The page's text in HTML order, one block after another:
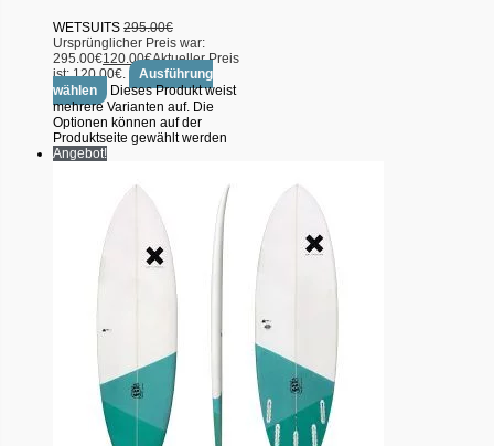
WETSUITS 295.00€
Ursprünglicher Preis war:
295.00€120.00€Aktueller Preis
ist: 120.00€.
Ausführung
wählen
Dieses Produkt weist
mehrere Varianten auf. Die
Optionen können auf der
Produktseite gewählt werden
Angebot!